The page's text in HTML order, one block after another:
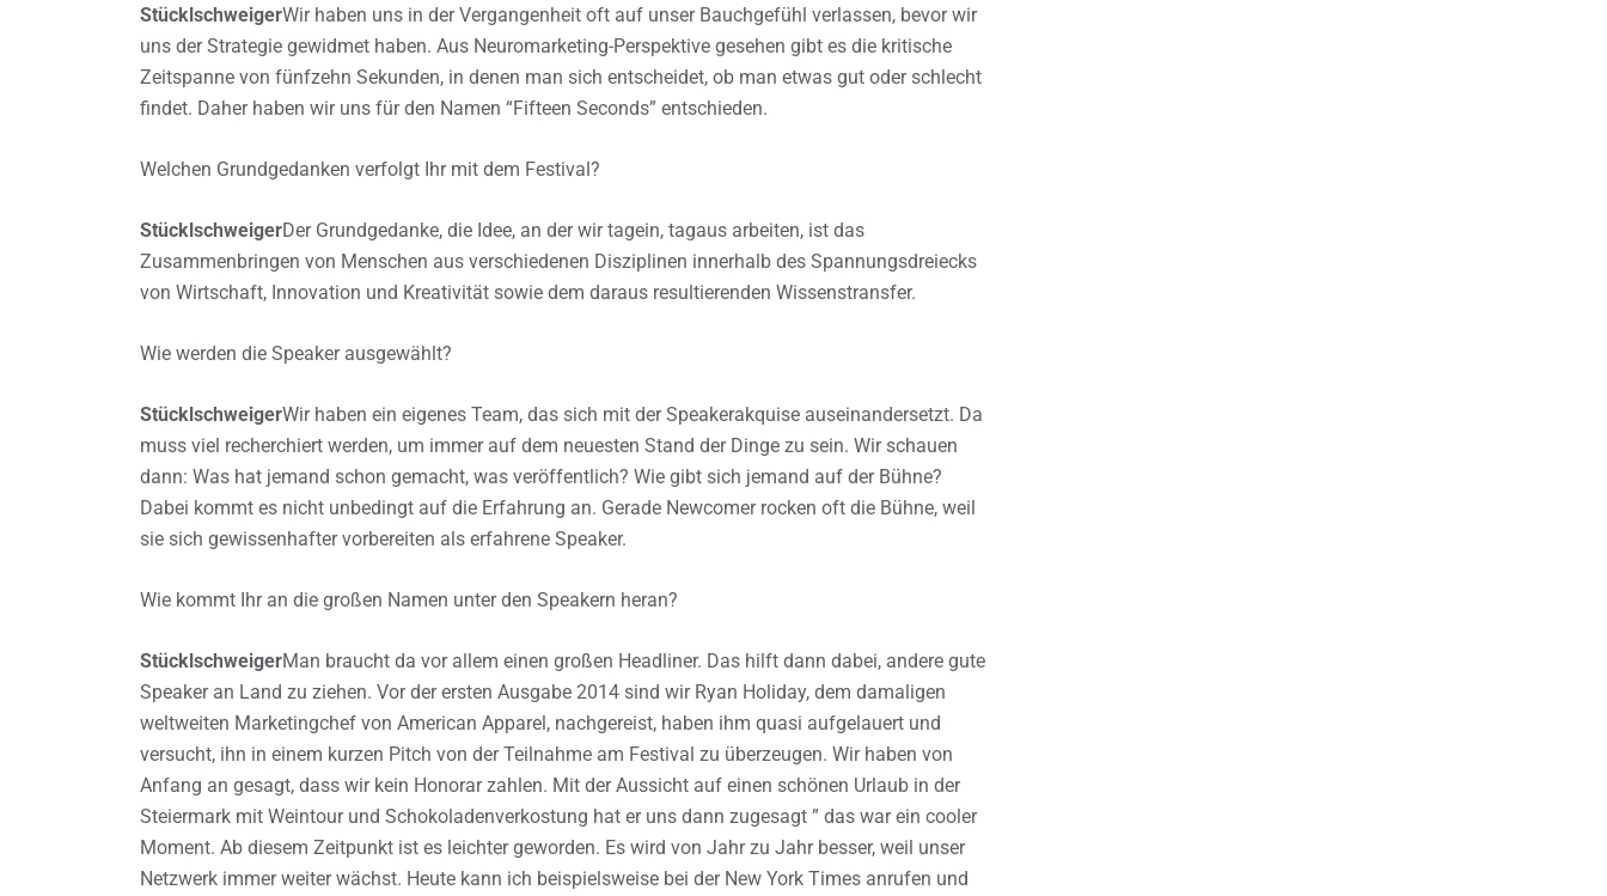
StücklschweigerWir haben uns in der Vergangenheit oft auf unser Bauchgefühl verlassen, bevor wir
uns der Strategie gewidmet haben. Aus Neuromarketing-Perspektive gesehen gibt es die kritische
Zeitspanne von fünfzehn Sekunden, in denen man sich entscheidet, ob man etwas gut oder schlecht
findet. Daher haben wir uns für den Namen “Fifteen Seconds” entschieden.
Welchen Grundgedanken verfolgt Ihr mit dem Festival?
StücklschweigerDer Grundgedanke, die Idee, an der wir tagein, tagaus arbeiten, ist das
Zusammenbringen von Menschen aus verschiedenen Disziplinen innerhalb des Spannungsdreiecks
von Wirtschaft, Innovation und Kreativität sowie dem daraus resultierenden Wissenstransfer.
Wie werden die Speaker ausgewählt?
StücklschweigerWir haben ein eigenes Team, das sich mit der Speakerakquise auseinandersetzt. Da
muss viel recherchiert werden, um immer auf dem neuesten Stand der Dinge zu sein. Wir schauen
dann: Was hat jemand schon gemacht, was veröffentlich? Wie gibt sich jemand auf der Bühne?
Dabei kommt es nicht unbedingt auf die Erfahrung an. Gerade Newcomer rocken oft die Bühne, weil
sie sich gewissenhafter vorbereiten als erfahrene Speaker.
Wie kommt Ihr an die großen Namen unter den Speakern heran?
StücklschweigerMan braucht da vor allem einen großen Headliner. Das hilft dann dabei, andere gute
Speaker an Land zu ziehen. Vor der ersten Ausgabe 2014 sind wir Ryan Holiday, dem damaligen
weltweiten Marketingchef von American Apparel, nachgereist, haben ihm quasi aufgelauert und
versucht, ihn in einem kurzen Pitch von der Teilnahme am Festival zu überzeugen. Wir haben von
Anfang an gesagt, dass wir kein Honorar zahlen. Mit der Aussicht auf einen schönen Urlaub in der
Steiermark mit Weintour und Schokoladenverkostung hat er uns dann zugesagt ” das war ein cooler
Moment. Ab diesem Zeitpunkt ist es leichter geworden. Es wird von Jahr zu Jahr besser, weil unser
Netzwerk immer weiter wächst. Heute kann ich beispielsweise bei der New York Times anrufen und